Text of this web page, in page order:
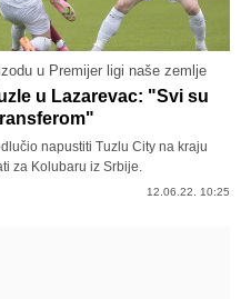
u Premijer ligi naše zemlje
u Lazarevac: "Svi su
napustiti Tuzlu City na kraju
za Kolubaru iz Srbije.
12.06.22. 10:25